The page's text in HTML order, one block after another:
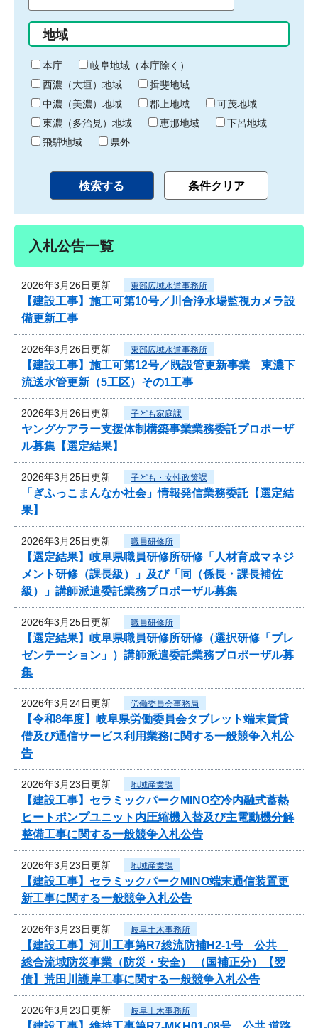
始
り
間
終
わ
り
地域
本庁
岐阜地域（本庁除く）
西濃（大垣）地域
揖斐地域
中濃（美濃）地域
郡上地域
可茂地域
東濃（多治見）地域
恵那地域
下呂地域
飛騨地域
県外
入札公告一覧
2026年3月26日更新 東部広域水道事務所
【建設工事】施工可第10号／川合浄水場監視カメラ設
備更新工事
2026年3月26日更新 東部広域水道事務所
【建設工事】施工可第12号／既設管更新事業 東濃下
流送水管更新（5工区）その1工事
2026年3月26日更新 子ども家庭課
ヤングケアラー支援体制構築事業業務委託プロポーザ
ル募集【選定結果】
2026年3月25日更新 子ども・女性政策課
「ぎふっこまんなか社会」情報発信業務委託【選定結
果】
2026年3月25日更新 職員研修所
【選定結果】岐阜県職員研修所研修「人材育成マネジ
メント研修（課長級）」及び「同（係長・課長補佐
級）」講師派遣委託業務プロポーザル募集
2026年3月25日更新 職員研修所
【選定結果】岐阜県職員研修所研修（選択研修「プレ
ゼンテーション」）講師派遣委託業務プロポーザル募
集
2026年3月24日更新 労働委員会事務局
【令和8年度】岐阜県労働委員会タブレット端末賃貸
借及び通信サービス利用業務に関する一般競争入札公
告
2026年3月23日更新 地域産業課
【建設工事】セラミックパークMINO空冷内融式蓄熱
ヒートポンプユニット内圧縮機入替及び主電動機分解
整備工事に関する一般競争入札公告
2026年3月23日更新 地域産業課
【建設工事】セラミックパークMINO端末通信装置更
新工事に関する一般競争入札公告
2026年3月23日更新 岐阜土木事務所
【建設工事】河川工事第R7総流防補H2-1号 公共
総合流域防災事業（防災・安全） （国補正分）【翌
債】荒田川護岸工事に関する一般競争入札公告
2026年3月23日更新 岐阜土木事務所